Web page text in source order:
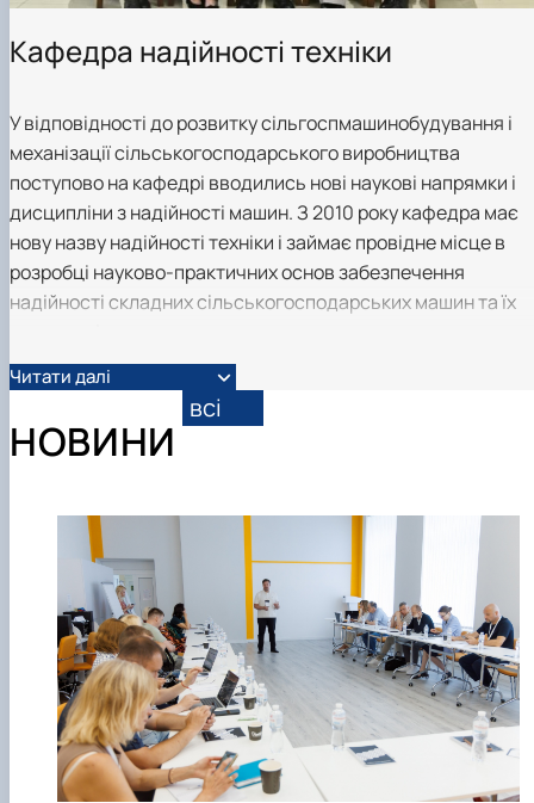
Кафедра надійності техніки
У відповідності до розвитку сільгоспмашинобудування і
механізації сільськогосподарського виробництва
поступово на кафедрі вводились нові наукові напрямки і
дисципліни з надійності машин. З 2010 року кафедра має
нову назву надійності техніки і займає провідне місце в
розробці науково-практичних основ забезпечення
надійності складних сільськогосподарських машин та їх
Кафедра проводить і наукову діяльність за наступними
1. Пошук нових конструктивних рішень з підвищення
інтенсивності їх зношування.
2. Створення моделей надійності систем «людина-
машина» з виявленням ролі людського фактора в
загальній проблемі забезпечення необхідного рівня
надійності техніки.
3. Оцінка та забезпечення ремонтопридатності
сільськогосподарської техніки.
4. Розробка конструкцій та дослідження експлуатаційних
параметрів складної сільськогосподарської техніки для
забезпечення показників надійності.
Читати далі
НОВИНИ
всі